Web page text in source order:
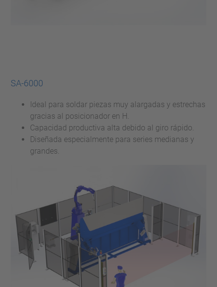
SA-6000
Ideal para soldar piezas muy alargadas y estrechas
gracias al posicionador en H.
Capacidad productiva alta debido al giro rápido.
Diseñada especialmente para series medianas y
grandes.